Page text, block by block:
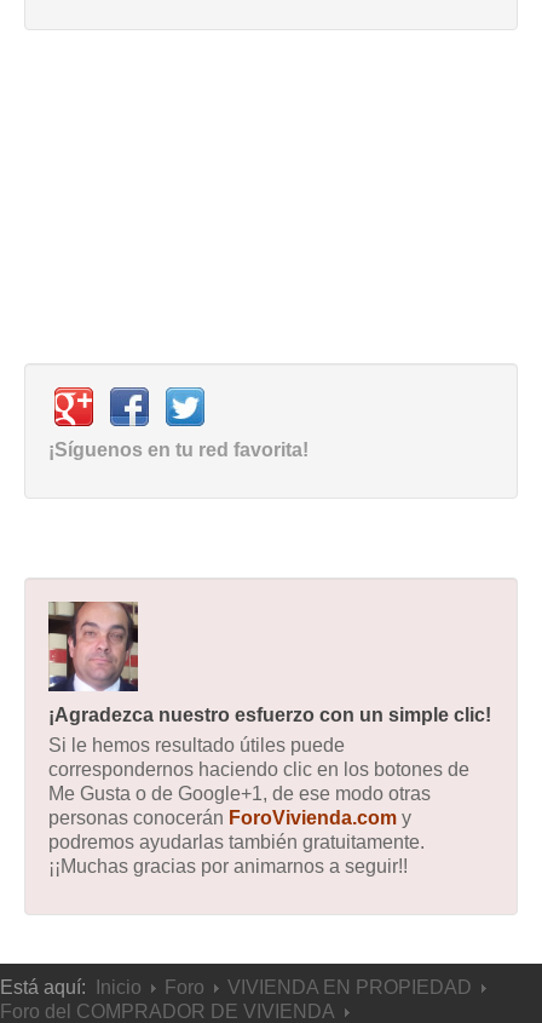
¡Síguenos en tu red favorita!
¡Agradezca nuestro esfuerzo con un simple clic!
Si le hemos resultado útiles puede
correspondernos haciendo clic en los botones de
Me Gusta o de Google+1, de ese modo otras
personas conocerán ForoVivienda.com y
podremos ayudarlas también gratuitamente.
¡¡Muchas gracias por animarnos a seguir!!
Está aquí: Inicio Foro
VIVIENDA EN PROPIEDAD
Foro del COMPRADOR DE VIVIENDA